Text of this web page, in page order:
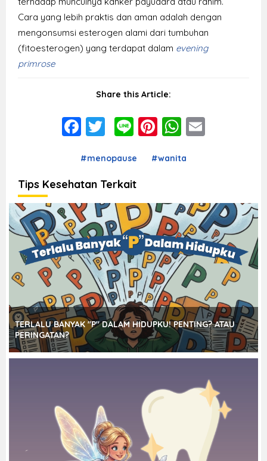
Cara yang lebih praktis dan aman adalah dengan
mengonsumsi esterogen alami dari tumbuhan
(fitoesterogen) yang terdapat dalam evening
primrose
Share this Article:
Facebook
Twitter
LinePinterest
#menopause #wanita
Tips Kesehatan Terkait
TERLALU BANYAK "P" DALAM HIDUPKU! PENTING? ATAU
PERINGATAN?